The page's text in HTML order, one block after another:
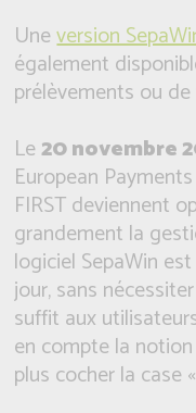
Uneversion
également
prélèvements ou
Le20 novembre
European
FIRST deviennent
grandement la
logiciel SepaWin
jour, sans
suffit aux
en compte la
plus cocher la case